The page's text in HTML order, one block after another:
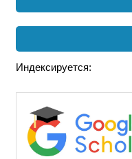
Индексируется: